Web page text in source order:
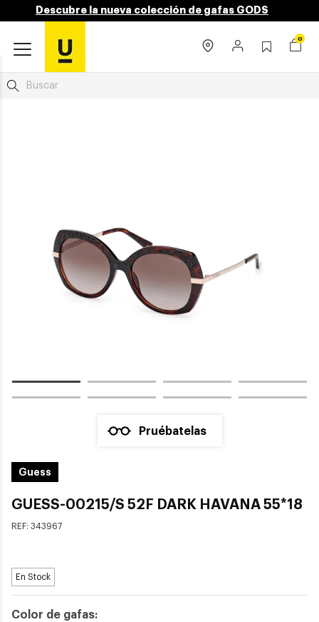
Descubre la nueva colección de gafas GODS
0
Pruébatelas
Guess
GUESS-00215/S 52F DARK HAVANA 55*18
REF: 343967
En Stock
Color de gafas: